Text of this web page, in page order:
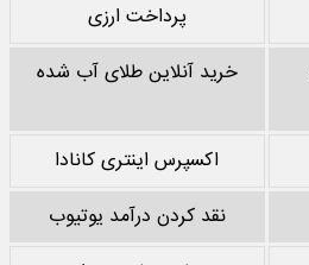
پرداخت ارزی
خرید آنلاین طلای آب شده
اکسپرس اینتری کانادا
نقد کردن درآمد یوتیوب